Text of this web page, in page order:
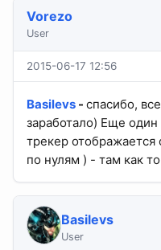
Vorezo
User
2015-06-17 12:56
Basilevs - спасибо,
заработало) Еще
трекер отображается
по нулям ) - там как
Basilevs
User